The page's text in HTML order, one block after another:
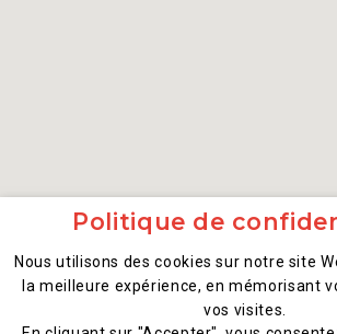
Politique de
Nous utilisons des cookies sur notre site
la meilleure expérience, en mémorisant
vos visites.